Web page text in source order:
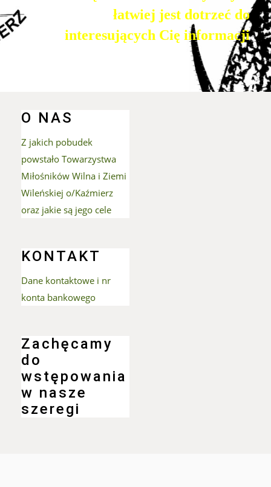
łatwiej jest dotrzeć do
interesujących Cię informacji
O NAS
Z jakich pobudek
powstało Towarzystwa
Miłośników Wilna i Ziemi
Wileńskiej o/Kaźmierz
oraz jakie są jego cele
KONTAKT
Dane kontaktowe i nr
konta bankowego
Zachęcamy
do
wstępowania
w nasze
szeregi
Sport